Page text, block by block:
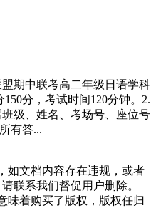
期中联考高二年级日语学科
分，考试时间120分钟。2.
级、姓名、考场号、座位号
有答...
如文档内容存在违规，或者
联系我们督促用户删除。
味着购买了版权，版权任归